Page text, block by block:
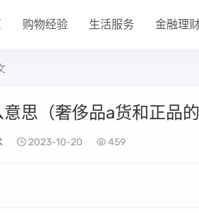
购物经验 生活服务 金融理
思（奢侈品a货和正品的
2023-10-20 459